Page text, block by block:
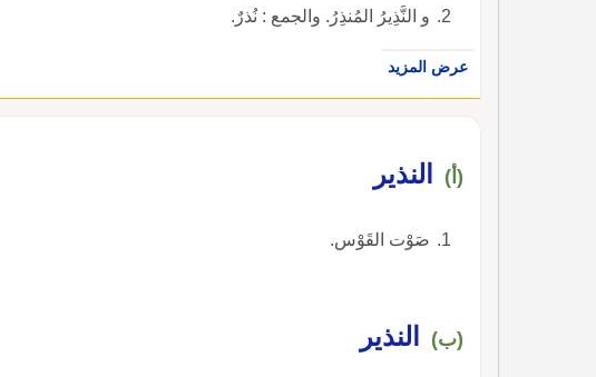
و النَّذِيرُ المُنذِرُ. والجمع : نُذرٌ.
عرض المزيد
(أ) النذير
صَوْت القَوْس.
(ب) النذير